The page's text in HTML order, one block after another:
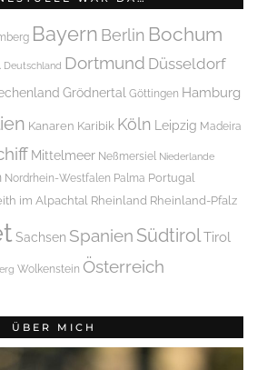
Bayern Berlin Bochum
Deutschland Dortmund Düsseldorf
Grödnertal Göttingen Hamburg
Kanaren Karibik Köln Leipzig Madeira
Mittelmeer Neßmersiel Niederlande
Nordrhein-Westfalen Palma Portugal
im Alpachtal Rheinland Rheinland-Pfalz
Sachsen Spanien SüdtirolTirol
Wolkenstein Österreich
ÜBER MICH